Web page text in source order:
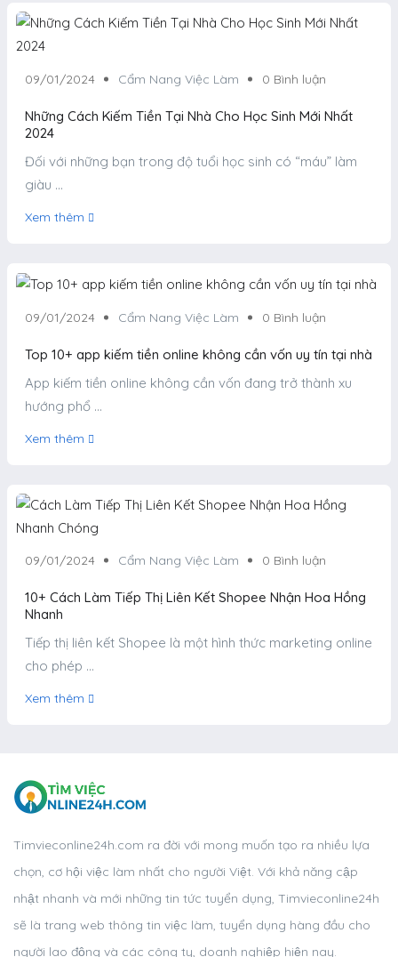
09/01/2024 Cẩm Nang Việc Làm 0 Bình luận
Những Cách Kiếm Tiền Tại Nhà Cho Học Sinh Mới Nhất
2024
Đối với những bạn trong độ tuổi học sinh có “máu” làm
giàu ...
Xem thêm
09/01/2024 Cẩm Nang Việc Làm 0 Bình luận
Top 10+ app kiếm tiền online không cần vốn uy tín tại nhà
App kiếm tiền online không cần vốn đang trở thành xu
hướng phổ ...
Xem thêm
09/01/2024 Cẩm Nang Việc Làm 0 Bình luận
10+ Cách Làm Tiếp Thị Liên Kết Shopee Nhận Hoa Hồng
Nhanh
Tiếp thị liên kết Shopee là một hình thức marketing online
cho phép ...
Xem thêm
Timvieconline24h.com ra đời với mong muốn tạo ra nhiều lựa
chọn, cơ hội việc làm nhất cho người Việt. Với khả năng cập
nhật nhanh và mới những tin tức tuyển dụng, Timvieconline24h
sẽ là trang web thông tin việc làm, tuyển dụng hàng đầu cho
người lao động và các công ty, doanh nghiệp hiện nay.